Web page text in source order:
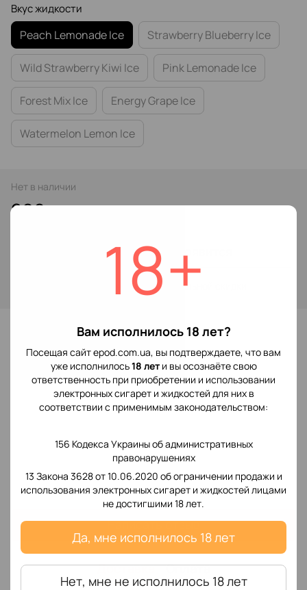
18+
Вам исполнилось 18 лет?
Посещая сайт epod.com.ua, вы подтверждаете, что вам
уже исполнилось18 лети вы осознаёте свою
ответственность при приобретении и использовании
электронных сигарет и жидкостей для них в
соответствии с применимым законодательством:
156 Кодекса Украины об административных
правонарушениях
13 Закона 3628 от 10.06.2020 об ограничении продажи и
использования электронных сигарет и жидкостей лицами
не достигшими 18 лет.
Да, мне исполнилось 18 лет
Нет, мне не исполнилось 18 лет
Вкус жидкости
Peach Lemonade Ice Strawberry Blueberry Ice
Wild Strawberry Kiwi Ice Pink Lemonade Ice
Forest Mix Ice Energy Grape Ice
Watermelon Lemon Ice
Нет в наличии
299 грн
Сообщить, когда появится
для отображения накопительной скидки
В избранное
Отзывы
Добавьте первый отзыв
Написать отзыв
Доставка Оплата